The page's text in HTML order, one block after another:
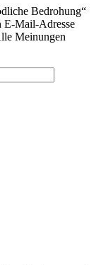
Bedrohung“
E-Mail-Adresse
Meinungen